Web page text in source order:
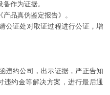
作为证据。
品真伪鉴定报告》。
证处对取证过程进行公证，增
约公司，出示证据，严正告知
违约金等解决方案，进行最后通